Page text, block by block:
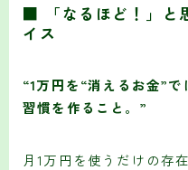
■ 「なるほど！」と
イス
“1万円を“消えるお金”
習慣を作ること。”
月1万円を使うだけの存